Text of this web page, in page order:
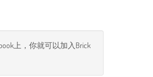
上，你就可以加入Brick